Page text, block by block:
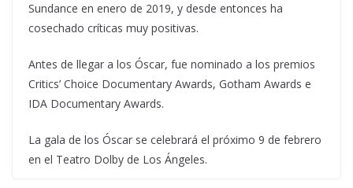
Sundance en enero de 2019, y desde entonces ha
cosechado críticas muy positivas.
Antes de llegar a los Óscar, fue nominado a los premios
Critics’ Choice Documentary Awards, Gotham Awards e
IDA Documentary Awards.
La gala de los Óscar se celebrará el próximo 9 de febrero
en el Teatro Dolby de Los Ángeles.